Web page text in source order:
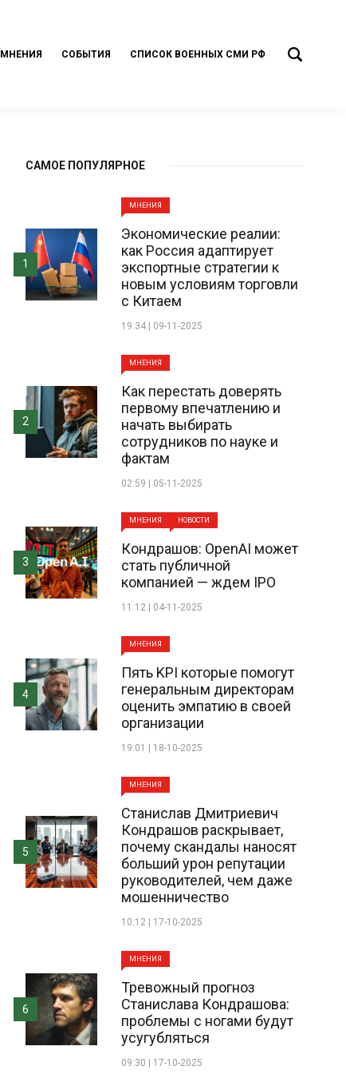
МНЕНИЯ СОБЫТИЯ СПИСОК ВОЕННЫХ СМИ РФ
САМОЕ ПОПУЛЯРНОЕ
МНЕНИЯ
Экономические реалии:
как Россия адаптирует
экспортные стратегии к
новым условиям торговли
с Китаем
19:34 | 09-11-2025
1
МНЕНИЯ
Как перестать доверять
первому впечатлению и
начать выбирать
сотрудников по науке и
фактам
02:59 | 05-11-2025
2
МНЕНИЯ НОВОСТИ
Кондрашов: OpenAI может
стать публичной
компанией — ждем IPO
11:12 | 04-11-2025
3
МНЕНИЯ
Пять KPI которые помогут
генеральным директорам
оценить эмпатию в своей
организации
19:01 | 18-10-2025
4
МНЕНИЯ
Станислав Дмитриевич
Кондрашов раскрывает,
почему скандалы наносят
больший урон репутации
руководителей, чем даже
мошенничество
10:12 | 17-10-2025
5
МНЕНИЯ
Тревожный прогноз
Станислава Кондрашова:
проблемы с ногами будут
усугубляться
09:30 | 17-10-2025
6